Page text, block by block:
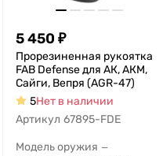
5 450 ₽
Прорезиненная рукоятка
FAB Defense для АК, АКМ,
Сайги, Вепря (AGR-47)
5Нет в наличии
Артикул 67895-FDE
Модель оружия —